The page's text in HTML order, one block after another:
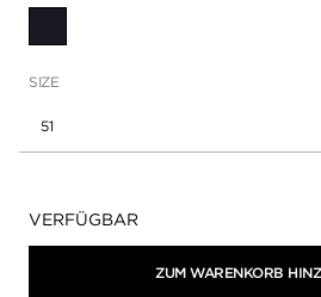
SIZE
51
Verfügbarkeit:
VERFÜGBAR
ZUM WARENKORB